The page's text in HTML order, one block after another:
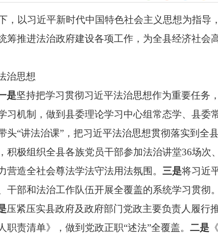
，以习近平新时代中国特色社会主义思想为指导
筹推进法治政府建设各项工作，为全县经济社会
治思想
是坚持把学习贯彻习近平法治思想作为重要任务
习机制，做到县委理论学习中心组常态学、县委
“讲法治课”，把习近平法治思想贯彻落实到全
积极组织全县各族党员干部参加法治讲堂36场
营造全社会尊法学法守法用法氛围。 三是将习近
部和法治工作队伍开展全覆盖的系统学习贯彻。
压紧压实县政府及政府部门党政主要负责人履行
责清单》，做到党政正职“述法”全覆盖。 二是